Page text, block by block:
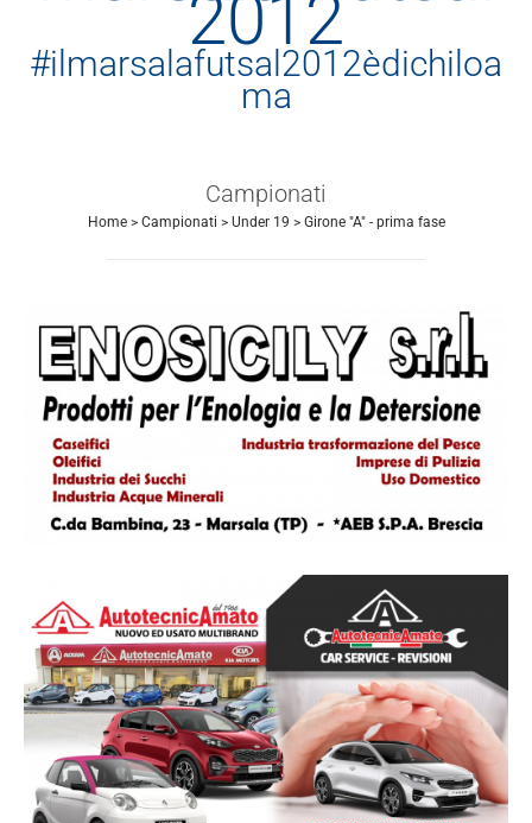
2012
#ilmarsalafutsal2012èdichiloa
ma
Campionati
Home> Campionati > Under 19 > Girone "A" - prima fase